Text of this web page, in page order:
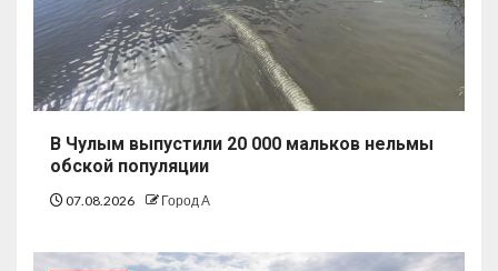
В Чулым выпустили 20 000 мальков нельмы
обской популяции
07.08.2026 Город А